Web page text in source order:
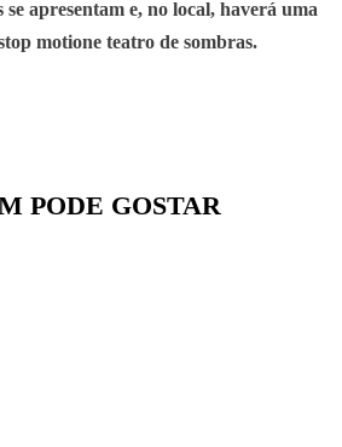
apresentam e, no local, haverá uma
motione teatro de sombras.
PODE GOSTAR